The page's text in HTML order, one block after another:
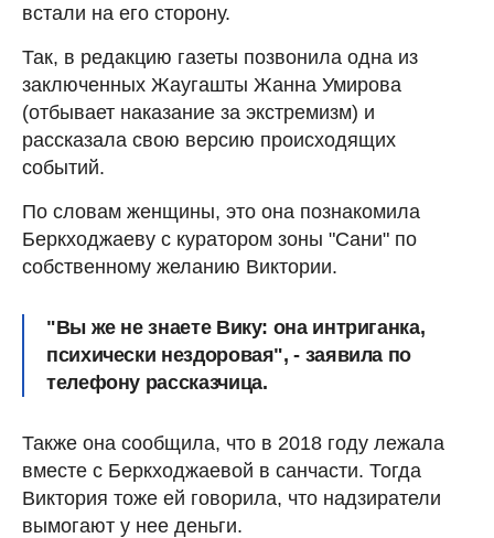
встали на его сторону.
Так, в редакцию газеты позвонила одна из
заключенных Жаугашты Жанна Умирова
(отбывает наказание за экстремизм) и
рассказала свою версию происходящих
событий.
По словам женщины, это она познакомила
Беркходжаеву с куратором зоны "Сани" по
собственному желанию Виктории.
"Вы же не знаете Вику: она интриганка,
психически нездоровая", - заявила по
телефону рассказчица.
Также она сообщила, что в 2018 году лежала
вместе с Беркходжаевой в санчасти. Тогда
Виктория тоже ей говорила, что надзиратели
вымогают у нее деньги.